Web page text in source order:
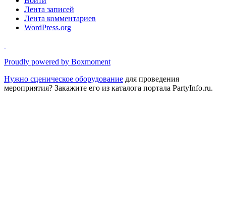
Лента записей
Лента комментариев
WordPress.org
Proudly powered by Boxmoment
Нужно сценическое оборудование для проведения
мероприятия? Закажите его из каталога портала PartyInfo.ru.